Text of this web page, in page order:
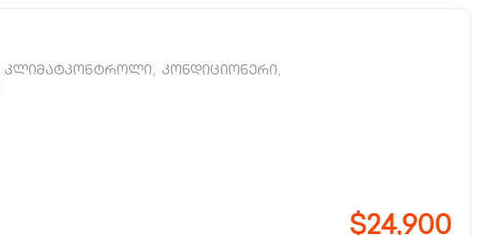
კლიმატკონტროლი, კონდიციონერი,
$24,900